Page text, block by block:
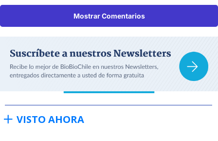
Mostrar Comentarios
VISTO AHORA